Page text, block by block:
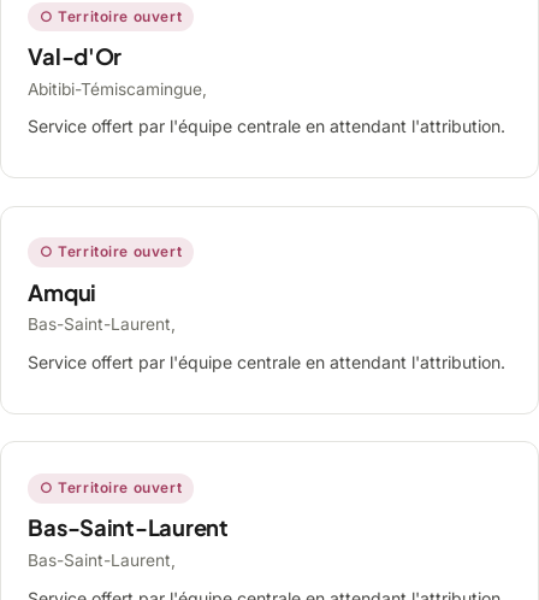
○ Territoire ouvert
Val-d'Or
Abitibi-Témiscamingue,
Service offert par l'équipe centrale en attendant l'attribution.
○ Territoire ouvert
Amqui
Bas-Saint-Laurent,
Service offert par l'équipe centrale en attendant l'attribution.
○ Territoire ouvert
Bas-Saint-Laurent
Bas-Saint-Laurent,